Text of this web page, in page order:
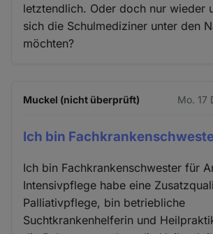
letztendlich. Oder doch nur wieder
sich die Schulmediziner unter den
möchten?
Muckel (nicht überprüft) Mo. 17
Ich bin
Ich bin Fachkrankenschwester für
Intensivpflege habe eine
Palliativpflege, bin betriebliche
Suchtkrankenhelferin und